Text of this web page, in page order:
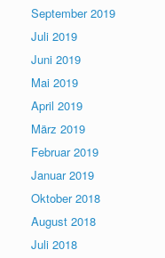
September 2019
Juli 2019
Juni 2019
Mai 2019
April 2019
März 2019
Februar 2019
Januar 2019
Oktober 2018
August 2018
Juli 2018